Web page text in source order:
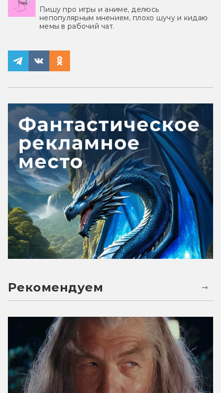
Пишу про игры и аниме, делюсь
непопулярным мнением, плохо шучу и кидаю
мемы в рабочий чат.
Рекомендуем